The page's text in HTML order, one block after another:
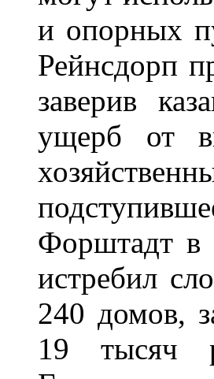
и опорных
Рейнсдорп
заверив
ущерб от
Форштадт в
истребил
240 домов,
19 тысяч